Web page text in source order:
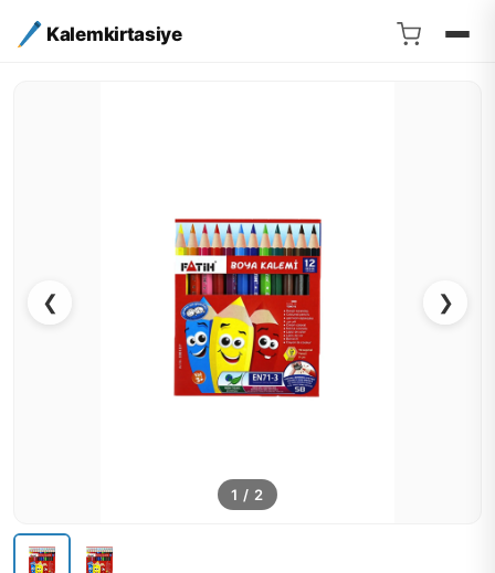
Kalemkirtasiye
❮ ❯
1 / 2